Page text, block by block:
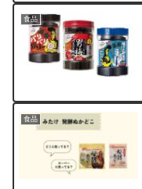
食品
食品